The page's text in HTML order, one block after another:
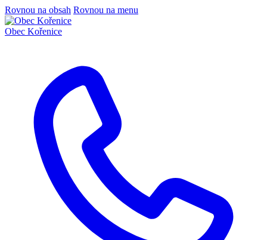
Rovnou na obsah Rovnou na menu
Obec Kořenice